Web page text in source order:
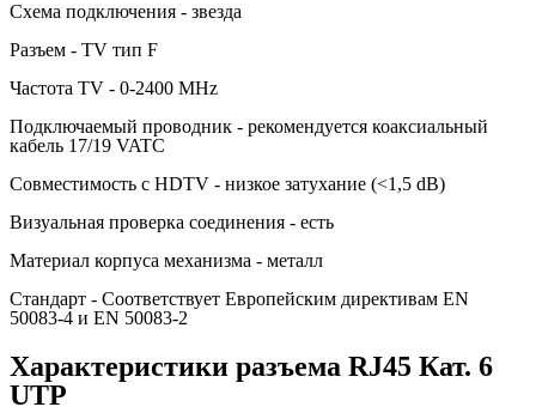
Схема подключения - звезда
Разъем - TV тип F
Частота TV - 0-2400 MHz
Подключаемый проводник - рекомендуется коаксиальный
кабель 17/19 VATC
Совместимость с HDTV - низкое затухание (<1,5 dB)
Визуальная проверка соединения - есть
Материал корпуса механизма - металл
Стандарт - Соответствует Европейским директивам EN
50083-4 и EN 50083-2
Характеристики разъема RJ45 Кат. 6
UTP